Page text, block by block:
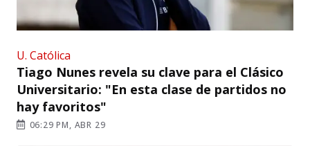
U. Católica
Tiago Nunes revela su clave para el Clásico
Universitario: "En esta clase de partidos no
hay favoritos"
06:29 PM, ABR 29